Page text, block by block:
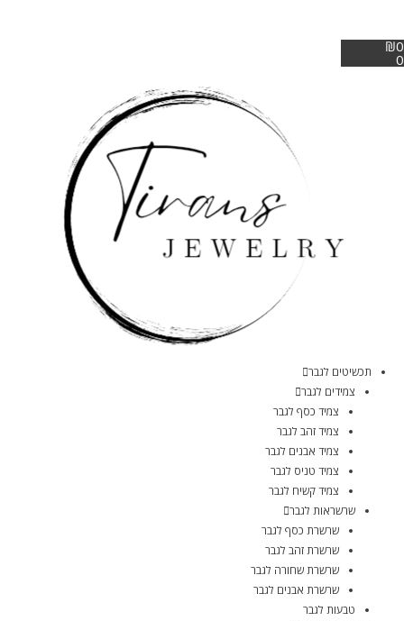
₪0
0
תכשיטים לגבר
צמידים לגבר
צמיד כסף לגבר
צמיד זהב לגבר
צמיד אבנים לגבר
צמיד טניס לגבר
צמיד קשיח לגבר
שרשראות לגבר
שרשרת כסף לגבר
שרשרת זהב לגבר
שרשרת שחורה לגבר
שרשרת אבנים לגבר
טבעות לגבר